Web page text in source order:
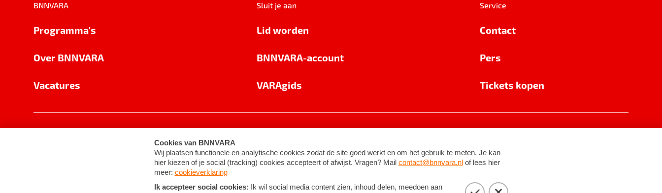
BNNVARA
Programma's
Over BNNVARA
Vacatures
Sluit je aan
Lid worden
BNNVARA-account
VARAgids
Service
Contact
Pers
Tickets kopen
Cookie-instellingen Algemene voorwaarden ©2026BNNVARA